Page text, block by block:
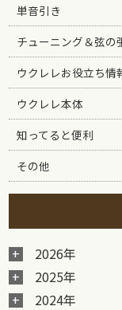
単音引き
チューニング＆弦の
ウクレレお役立ち情
ウクレレ本体
知ってると便利
その他
2026年
2025年
2024年